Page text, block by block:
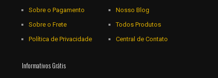
Sobre o Pagamento
Sobre o Frete
Política de Privacidade
Nosso Blog
Todos Produtos
Central de Contato
Informativos Grátis